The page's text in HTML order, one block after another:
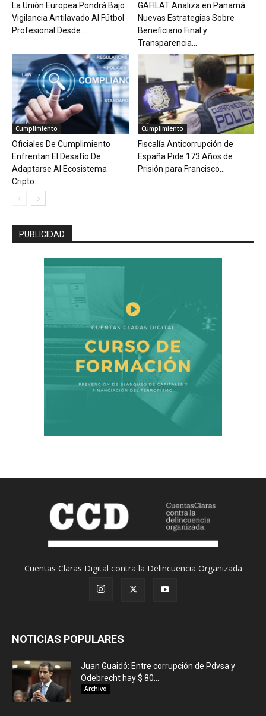
La Unión Europea Pondrá Bajo
Vigilancia Antilavado Al Fútbol
Profesional Desde...
GAFILAT Analiza en Panamá
Nuevas Estrategias Sobre
Beneficiario Final y
Transparencia...
Cumplimiento
Oficiales De Cumplimiento
Enfrentan El Desafío De
Adaptarse Al Ecosistema
Cripto
Cumplimiento
Fiscalía Anticorrupción de
España Pide 173 Años de
Prisión para Francisco...
PUBLICIDAD
Cuentas Claras Digital contra la Delincuencia Organizada
NOTICIAS POPULARES
Juan Guaidó: Entre corrupción de Pdvsa y
Odebrecht hay $ 80...
Archivo